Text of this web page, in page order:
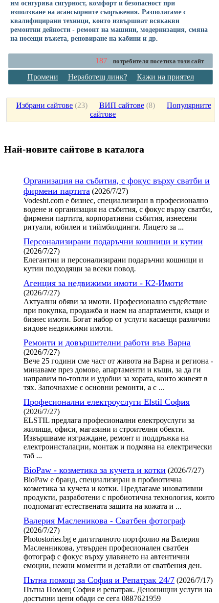
им осигурява сигурност, комфорт и безопасност при
използване на асансьорните съоръжения. Разполагаме с
квалифицирани техници, които извършват всякакви
ремонтни дейности - ремонт на машини, модернизация, смяна
на носещи въжета, реновиране на кабини и др.
187 потребителя посетиха този сайт
Промени Неработещ линк? Кажи на приятел
Избрани сайтове (23) ВИП сайтове (8) Популярните
сайтове
Най-новите сайтoве в каталога
Организация на събития, с фокус върху сватби и
фирмени партита (2026/7/27)
Vodesht.com е бизнес, специализиран в професионално
водене и организация на събития, с фокус върху сватби,
фирмени партита, корпоративни събития, изнесени
ритуали, юбилеи и тиймбилдинги. Лицето за ...
Персонализирани подаръчни кошници и кутии
(2026/7/27)
Елегантни и персонализирани подаръчни кошници и
кутии подходящи за всеки повод.
Агенция за недвижими имоти - К2-Имоти
(2026/7/27)
Актуални обяви за имоти. Професионално съдействие
при покупка, продажба и наем на апартаменти, къщи и
бизнес имоти. Богат набор от услуги касаещи различни
видове недвижими имоти.
Ремонти и довършителни работи във Варна
(2026/7/27)
Вече 25 години сме част от живота на Варна и региона -
минаваме през домове, апартаменти и къщи, за да ги
направим по-топли и удобни за хората, които живеят в
тях. Започнахме с основни ремонти, а с ...
Професионални електроуслуги Elstil София
(2026/7/27)
ELSTIL предлага професионални електроуслуги за
жилища, офиси, магазини и строителни обекти.
Извършваме изграждане, ремонт и поддръжка на
електроинсталации, монтаж и подмяна на електрически
таб ...
BioPaw - козметика за кучета и котки (2026/7/27)
BioPaw е бранд, специализиран в пробиотична
козметика за кучета и котки. Предлагаме иновативни
продукти, разработени с пробиотична технология, които
подпомагат естествената защита на кожата и ...
Валерия Масленикова - Сватбен фотограф
(2026/7/27)
Photostories.bg е дигиталното портфолио на Валерия
Масленникова, утвърден професионален сватбен
фотограф с фокус върху улавянето на автентични
емоции, нежни моменти и детайли от сватбения ден.
Пътна помощ за София и Репатрак 24/7 (2026/7/17)
Пътна Помощ София и репатрак. Денонищни услуги на
достъпни цени обади се сега 0887621959